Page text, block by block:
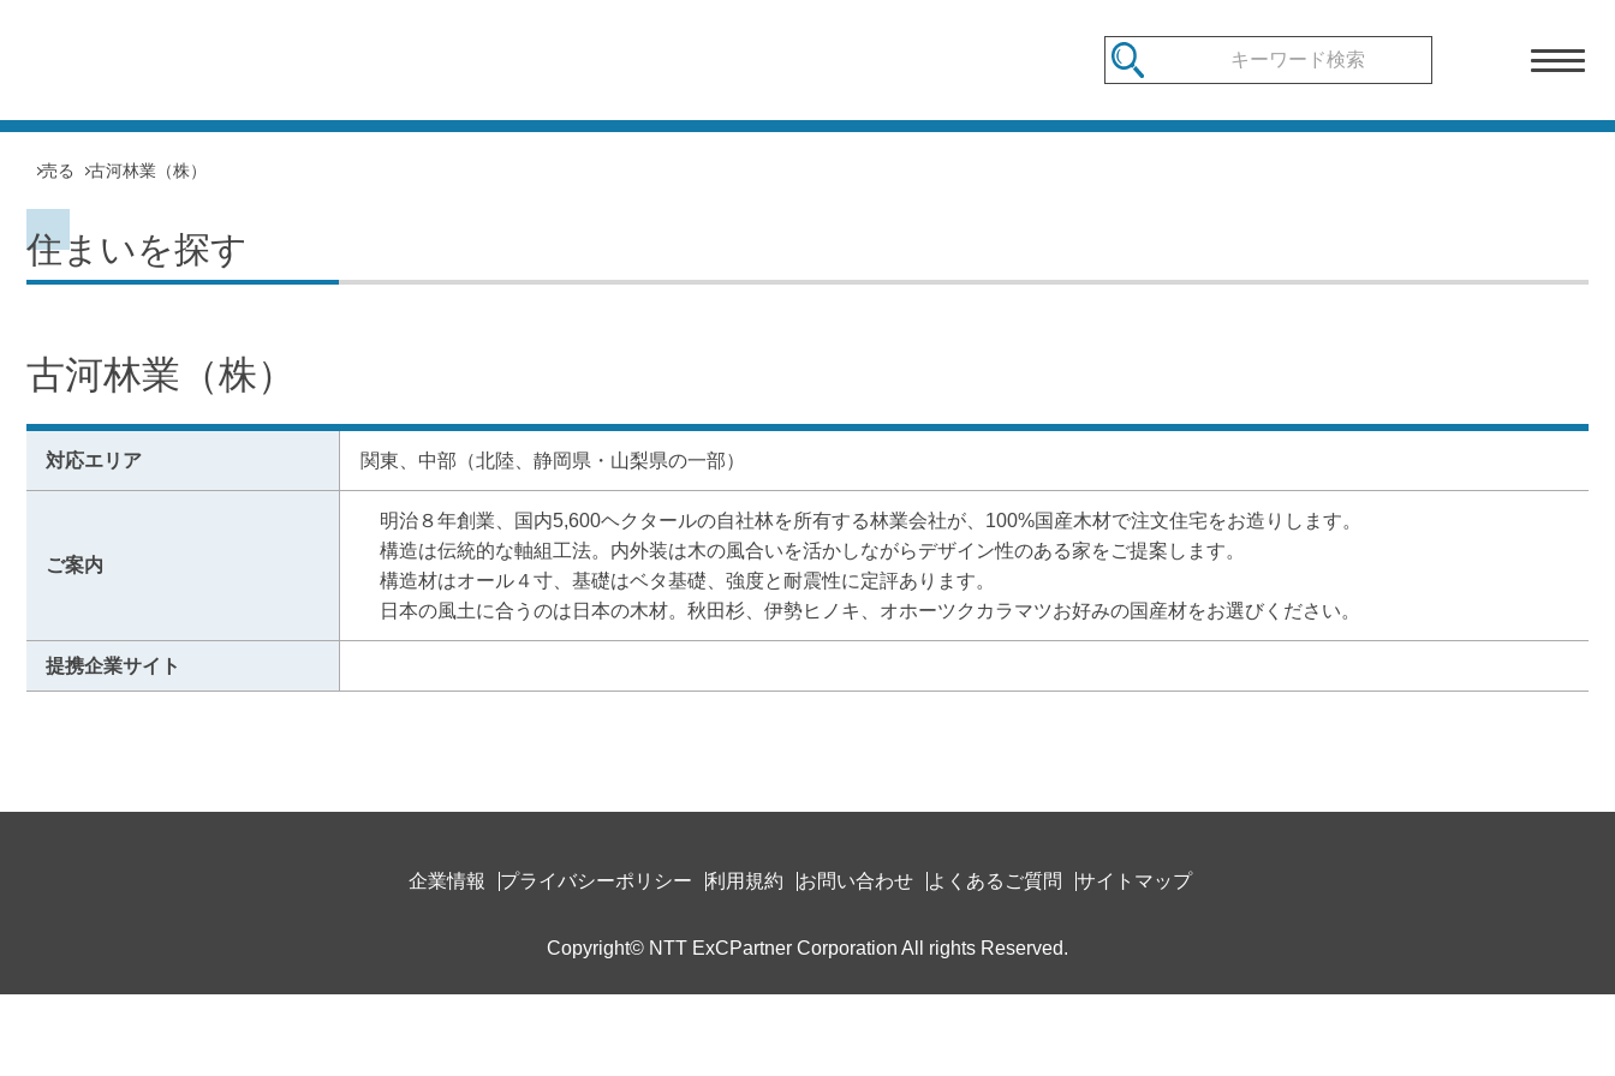
売る 古河林業（株）
住まいを探す
古河林業（株）
対応エリア 関東、中部（北陸、静岡県・山梨県の一部）
ご案内
明治８年創業、国内5,600ヘクタールの自社林を所有する林業会社が、100%国産木材で注文住宅をお造りします。
構造は伝統的な軸組工法。内外装は木の風合いを活かしながらデザイン性のある家をご提案します。
構造材はオール４寸、基礎はベタ基礎、強度と耐震性に定評あります。
日本の風土に合うのは日本の木材。秋田杉、伊勢ヒノキ、オホーツクカラマツお好みの国産材をお選びください。
提携企業サイト
企業情報 プライバシーポリシー 利用規約 お問い合わせ よくあるご質問 サイトマップ
Copyright© NTT ExCPartner Corporation All rights Reserved.